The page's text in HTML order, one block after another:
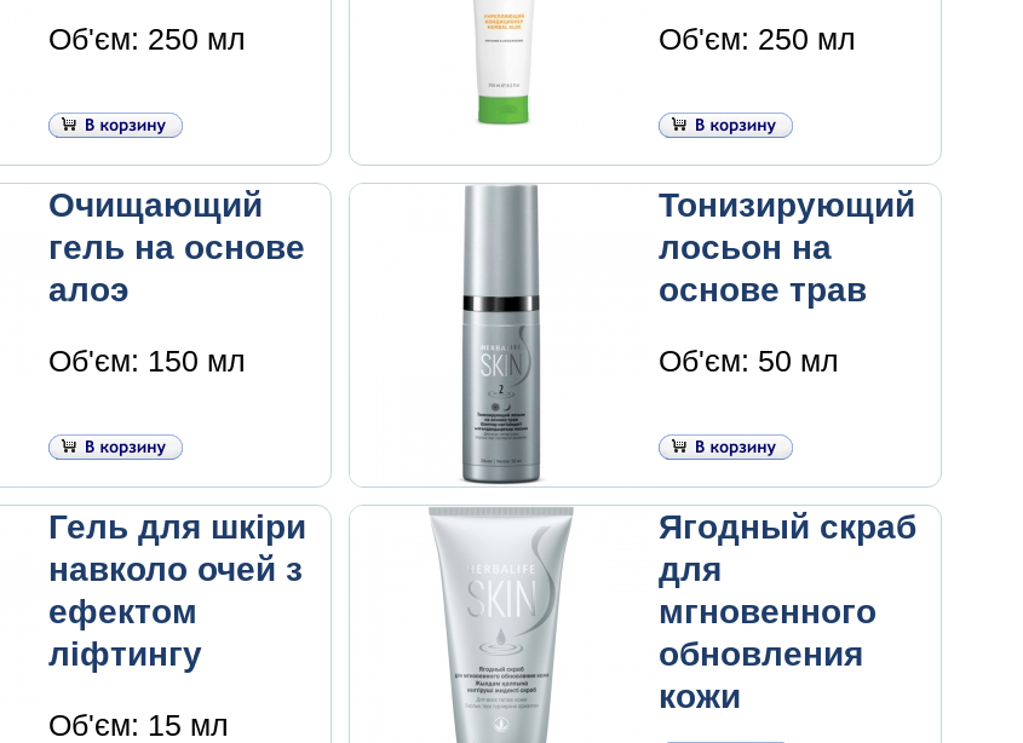
Об'єм: 250 мл Об'єм: 250 мл
Очищающий
гель на основе
алоэ
Об'єм: 150 мл
Тонизирующий
лосьон на
основе трав
Об'єм: 50 мл
Гель для шкіри
навколо очей з
ефектом
ліфтингу
Об'єм: 15 мл
Ягодный скраб
для
мгновенного
обновления
кожи